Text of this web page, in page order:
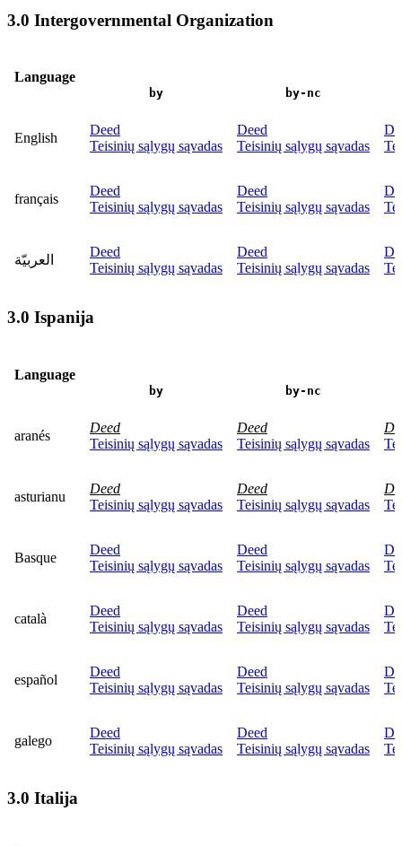
3.0 Intergovernmental Organization
Language
by by-nc
English
Deed
Teisinių sąlygų sąvadas
Deed
Teisinių sąlygų sąvadas
français
Deed
Teisinių sąlygų sąvadas
Deed
Teisinių sąlygų sąvadas
العربيّة
Deed
Teisinių sąlygų sąvadas
Deed
Teisinių sąlygų sąvadas
3.0 Ispanija
Language
by by-nc
aranés
Deed
Teisinių sąlygų sąvadas
Deed
Teisinių sąlygų sąvadas
asturianu
Deed
Teisinių sąlygų sąvadas
Deed
Teisinių sąlygų sąvadas
Basque
Deed
Teisinių sąlygų sąvadas
Deed
Teisinių sąlygų sąvadas
català
Deed
Teisinių sąlygų sąvadas
Deed
Teisinių sąlygų sąvadas
español
Deed
Teisinių sąlygų sąvadas
Deed
Teisinių sąlygų sąvadas
galego
Deed
Teisinių sąlygų sąvadas
Deed
Teisinių sąlygų sąvadas
3.0 Italija